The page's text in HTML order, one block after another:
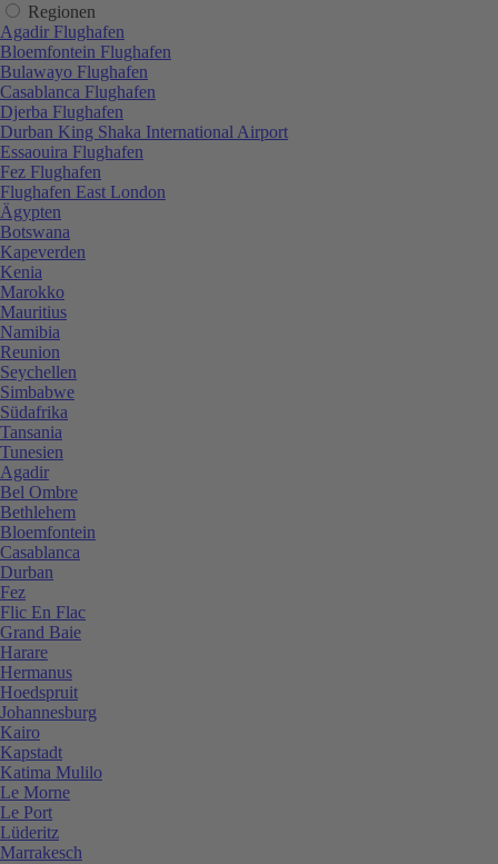
Regionen
Agadir Flughafen
Bloemfontein Flughafen
Bulawayo Flughafen
Casablanca Flughafen
Djerba Flughafen
Durban King Shaka International Airport
Essaouira Flughafen
Fez Flughafen
Flughafen East London
Ägypten
Botswana
Kapeverden
Kenia
Marokko
Mauritius
Namibia
Reunion
Seychellen
Simbabwe
Südafrika
Tansania
Tunesien
Agadir
Bel Ombre
Bethlehem
Bloemfontein
Casablanca
Durban
Fez
Flic En Flac
Grand Baie
Harare
Hermanus
Hoedspruit
Johannesburg
Kairo
Kapstadt
Katima Mulilo
Le Morne
Le Port
Lüderitz
Marrakesch